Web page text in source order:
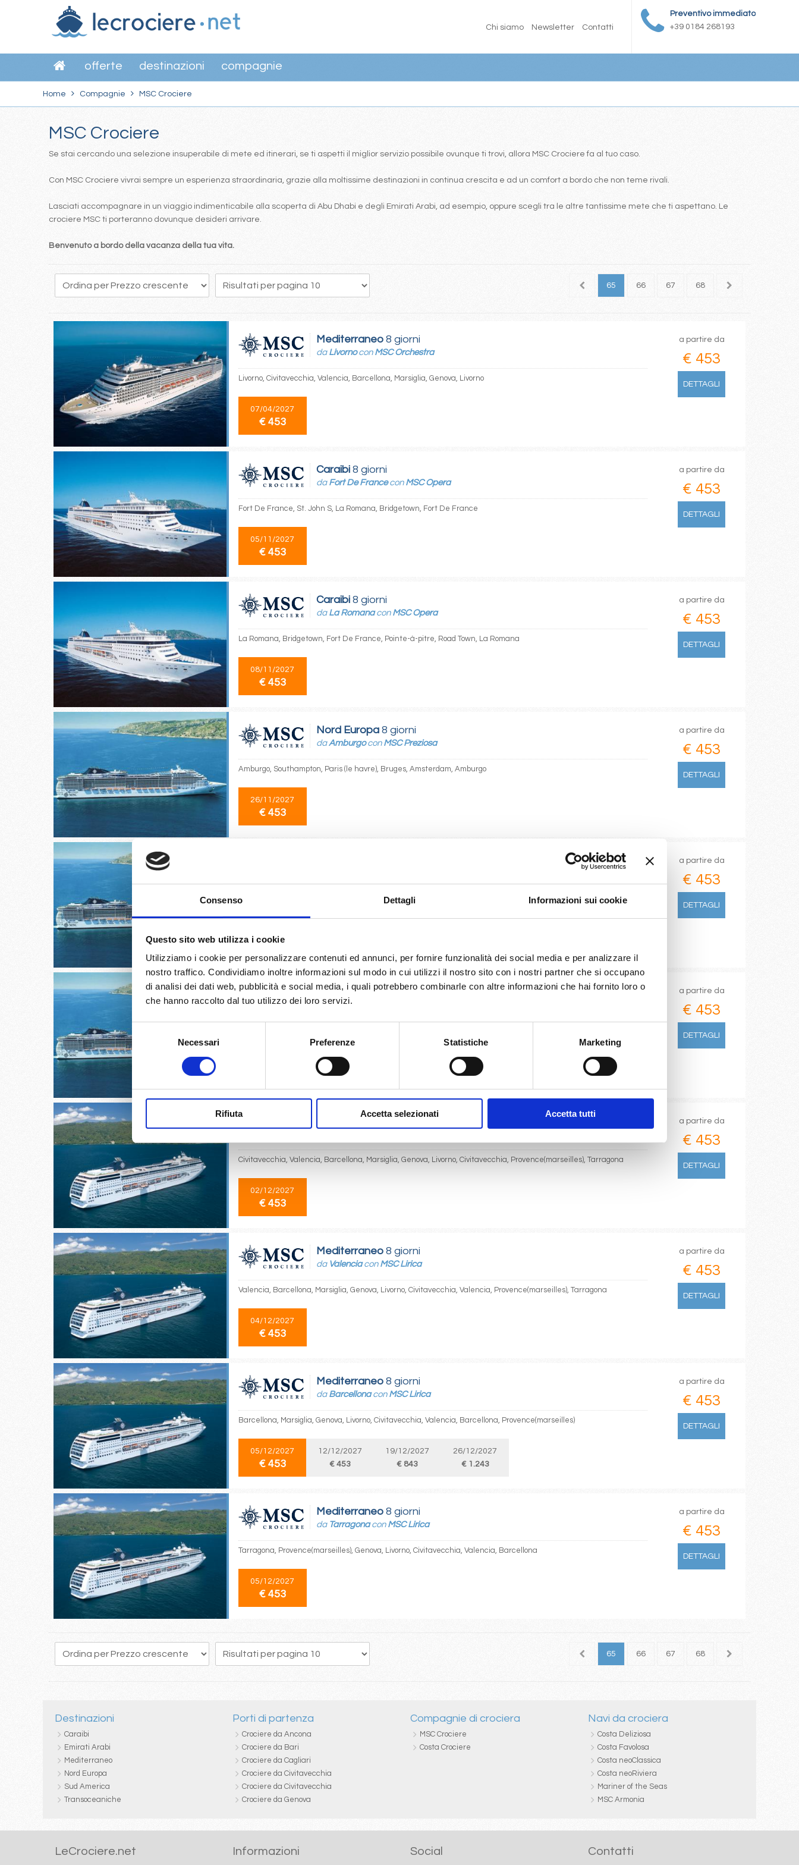
Consenso Dettagli Informazioni sui cookie
Questo sito web utilizza i cookie
Utilizziamo i cookie per personalizzare contenuti ed annunci, per fornire funzionalità dei social media e per analizzare il
nostro traffico. Condividiamo inoltre informazioni sul modo in cui utilizzi il nostro sito con i nostri partner che si occupano
di analisi dei dati web, pubblicità e social media, i quali potrebbero combinarle con altre informazioni che hai fornito loro o
che hanno raccolto dal tuo utilizzo dei loro servizi.
del
consenso
Necessari Preferenze Statistiche Marketing
Rifiuta Accetta selezionati Accetta tutti
Preventivo immediato
+39 0184 268193
Chi siamo Newsletter Contatti
offerte destinazioni compagnie
Home Compagnie MSC Crociere
MSC Crociere
Se stai cercando una selezione insuperabile di mete ed itinerari, se ti aspetti il miglior servizio possibile ovunque ti trovi, allora MSC Crociere fa al tuo caso.
Con MSC Crociere vivrai sempre un esperienza straordinaria, grazie alla moltissime destinazioni in continua crescita e ad un comfort a bordo che non teme rivali.
Lasciati accompagnare in un viaggio indimenticabile alla scoperta di Abu Dhabi e degli Emirati Arabi, ad esempio, oppure scegli tra le altre tantissime mete che ti aspettano. Le
crociere MSC ti porteranno dovunque desideri arrivare.
Benvenuto a bordo della vacanza della tua vita.
47 48 49 50 52 53 54 55 64 65 66 67 68 69
Mediterraneo 8 giorni
da Livornocon MSC Orchestra
Livorno, Civitavecchia, Valencia, Barcellona, Marsiglia, Genova, Livorno
07/04/2027
€ 453
a partire da
€ 453
DETTAGLI
Caraibi 8 giorni
da Fort De Francecon MSC Opera
Fort De France, St. John S, La Romana, Bridgetown, Fort De France
05/11/2027
€ 453
a partire da
€ 453
DETTAGLI
Caraibi 8 giorni
da La Romanacon MSC Opera
La Romana, Bridgetown, Fort De France, Pointe-à-pitre, Road Town, La Romana
08/11/2027
€ 453
a partire da
€ 453
DETTAGLI
Nord Europa 8 giorni
daAmburgocon MSC Preziosa
Amburgo, Southampton, Paris (le havre), Bruges, Amsterdam, Amburgo
26/11/2027
€ 453
a partire da
€ 453
DETTAGLI
Southampton, Paris (le havre), Bruges, Amsterdam, Amburgo, Southampton
€ 453
a partire da
€ 453
DETTAGLI
Nord Europa8 giorni
daParis (le havre)
a partire da
€ 453
DETTAGLI
Mediterraneo8 giorni
Civitavecchia, Valencia, Barcellona, Marsiglia, Genova, Livorno, Civitavecchia, Provence(marseilles), Tarragona
02/12/2027
€ 453
a partire da
€ 453
DETTAGLI
Mediterraneo 8 giorni
da Valenciacon MSC Lirica
Valencia, Barcellona, Marsiglia, Genova, Livorno, Civitavecchia, Valencia, Provence(marseilles), Tarragona
04/12/2027
€ 453
a partire da
€ 453
DETTAGLI
Mediterraneo 8 giorni
da Barcellonacon MSC Lirica
Barcellona, Marsiglia, Genova, Livorno, Civitavecchia, Valencia, Barcellona, Provence(marseilles)
05/12/2027
€ 453
12/12/2027
€ 453
19/12/2027
€ 843
26/12/2027
€ 1.243
a partire da
€ 453
DETTAGLI
Mediterraneo 8 giorni
da Tarragonacon MSC Lirica
Tarragona, Provence(marseilles), Genova, Livorno, Civitavecchia, Valencia, Barcellona
05/12/2027
€ 453
a partire da
€ 453
DETTAGLI
47 48 49 50 52 53 54 55 64 65 66 67 68 69
Destinazioni
Caraibi
Emirati Arabi
Mediterraneo
Nord Europa
Sud America
Transoceaniche
Porti di partenza
Crociere da Ancona
Crociere da Bari
Crociere da Cagliari
Crociere da Civitavecchia
Crociere da Civitavecchia
Crociere da Genova
Compagnie di crociera
MSC Crociere
Costa Crociere
Navi da crociera
Costa Deliziosa
Costa Favolosa
Costa neoClassica
Costa neoRiviera
Mariner of the Seas
MSC Armonia
LeCrociere.net Informazioni Social Contatti